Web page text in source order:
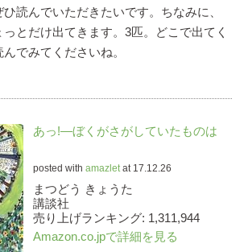
読んでいただきたいです。ちなみに、
とだけ出てきます。3匹。どこで出てく
でみてくださいね。
あっ!―ぼくがさがしていたものは
posted with amazletat 17.12.26
まつどう きょうた
講談社
売り上げランキング: 1,311,944
Amazon.co.jpで詳細を見る